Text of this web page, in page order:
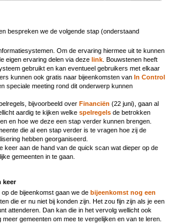
bespreken we de volgende stap (onderstaand
Om de ervaring hiermee uit te kunnen
eigen ervaring delen via deze link . Bouwstenen heeft
gebruikt en kan eventueel gebruikers met elkaar
kunnen ook gratis naar bijeenkomsten van In Control
speciale meeting rond dit onderwerp kunnen
bijvoorbeeld over Financiën (22 juni), gaan al
aardig te kijken welke spelregels de betrokken
en hoe we deze een stap verder kunnen brengen.
die al een stap verder is te vragen hoe zij de
hebben georganiseerd.
keer aan de hand van de quick scan wat dieper op de
gemeenten in te gaan.
keer
de bijeenkomst gaan we de bijeenkomst nog een
die er nu niet bij konden zijn. Het zou fijn zijn als je een
attenderen. Dan kan die in het vervolg wellicht ook
gemeenten om mee te vergelijken en van te leren.